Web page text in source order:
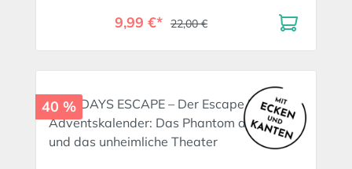
9,99 €* 22,00 €
40 %